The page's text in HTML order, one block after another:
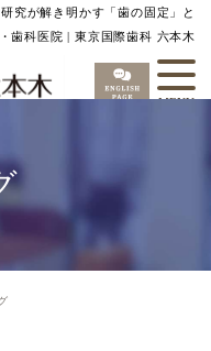
究が解き明かす「歯の固定」と
歯科医院 | 東京国際歯科 六本木